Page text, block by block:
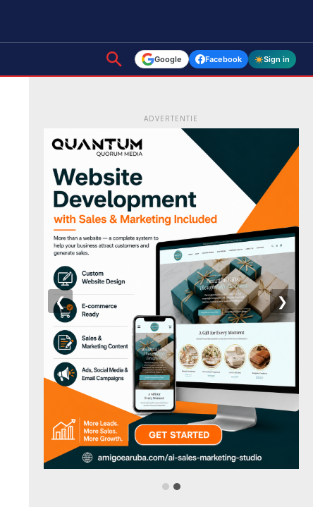
Google Facebook Sign in
ADVERTENTIE
❮ ❯